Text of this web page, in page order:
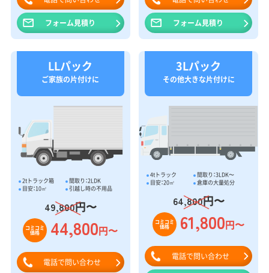
フォーム見積り フォーム見積り
LLパック
ご家族の片付けに
2tトラック箱
間取り：2LDK
目安：10㎥
引越し時の不用品
49,800円〜
コミコミ
価格 44,800円〜
電話で問い合わせ
3Lパック
その他大きな片付けに
4tトラック
間取り：3LDK〜
目安：20㎥
倉庫の大量処分
64,800円〜
コミコミ
価格 61,800円〜
電話で問い合わせ